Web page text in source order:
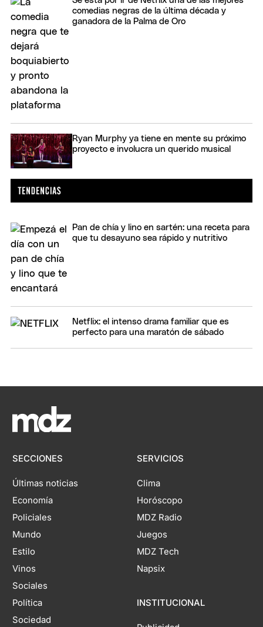
comedias negras de la última década y
ganadora de la Palma de Oro
Ryan Murphy ya tiene en mente su próximo
proyecto e involucra un querido musical
Pan de chía y lino en sartén: una receta para
que tu desayuno sea rápido y nutritivo
Netflix: el intenso drama familiar que es
perfecto para una maratón de sábado
SECCIONES
Últimas noticias
Economía
Policiales
Mundo
Estilo
Vinos
Sociales
Política
Sociedad
SERVICIOS
Clima
Horóscopo
MDZ Radio
Juegos
MDZ Tech
Napsix
INSTITUCIONAL